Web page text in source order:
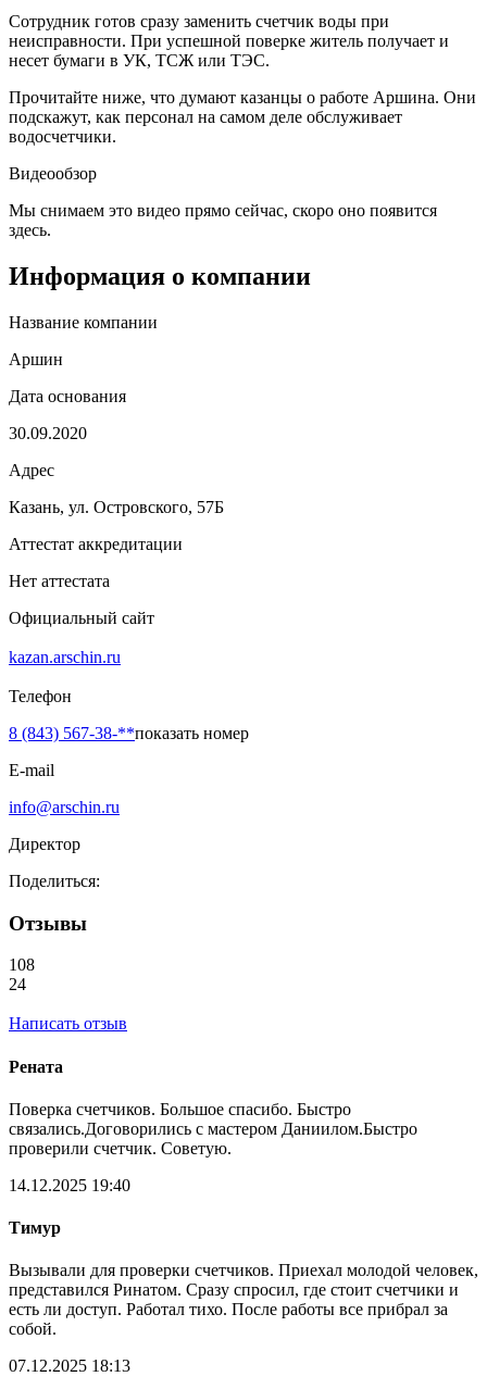
Сотрудник готов сразу заменить счетчик воды при
неисправности. При успешной поверке житель получает и
несет бумаги в УК, ТСЖ или ТЭС.
Прочитайте ниже, что думают казанцы о работе Аршина. Они
подскажут, как персонал на самом деле обслуживает
водосчетчики.
Видеообзор
Мы снимаем это видео прямо сейчас, скоро оно появится
здесь.
Информация о компании
Название компании
Аршин
Дата основания
30.09.2020
Адрес
Казань, ул. Островского, 57Б
Аттестат аккредитации
Нет аттестата
Официальный сайт
kazan.arschin.ru
Телефон
8 (843) 567-38-**показать номер
E-mail
info@arschin.ru
Директор
Поделиться:
Отзывы
108
24
Написать отзыв
Рената
Поверка счетчиков. Большое спасибо. Быстро
связались.Договорились с мастером Даниилом.Быстро
проверили счетчик. Советую.
14.12.2025 19:40
Тимур
Вызывали для проверки счетчиков. Приехал молодой человек,
представился Ринатом. Сразу спросил, где стоит счетчики и
есть ли доступ. Работал тихо. После работы все прибрал за
собой.
07.12.2025 18:13